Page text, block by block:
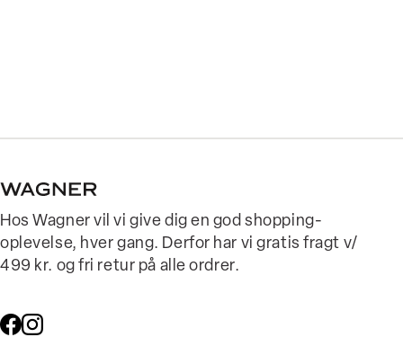
Hos Wagner vil vi give dig en god shopping-
oplevelse, hver gang. Derfor har vi gratis fragt v/
499 kr. og fri retur på alle ordrer.